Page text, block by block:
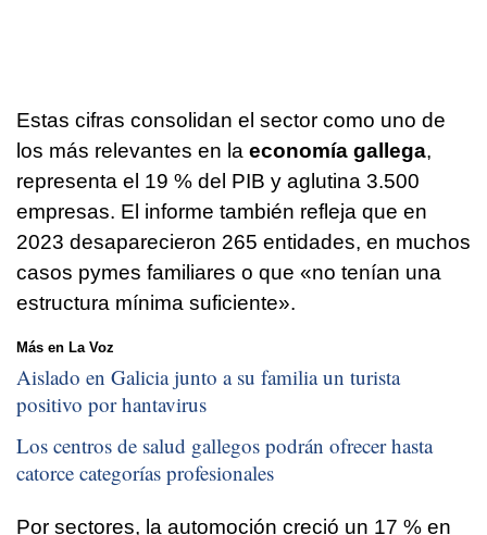
Estas cifras consolidan el sector como uno de
los más relevantes en la economía gallega,
representa el 19 % del PIB y aglutina 3.500
empresas. El informe también refleja que en
2023 desaparecieron 265 entidades, en muchos
casos pymes familiares o que «no tenían una
estructura mínima suficiente».
Más en La Voz
Aislado en Galicia junto a su familia un turista
positivo por hantavirus
Los centros de salud gallegos podrán ofrecer hasta
catorce categorías profesionales
Por sectores, la automoción creció un 17 % en